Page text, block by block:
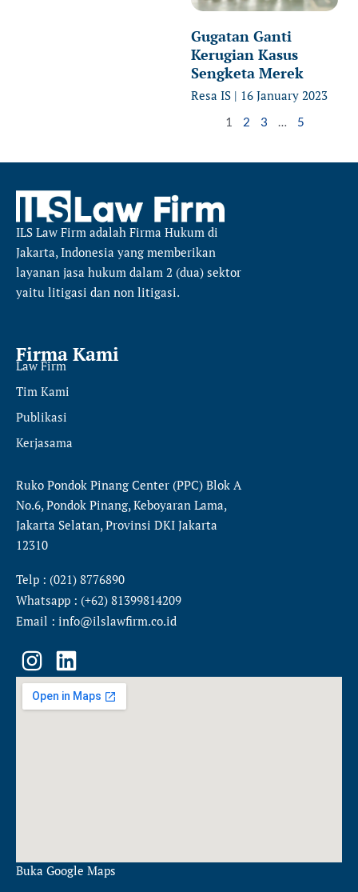
Gugatan Ganti
Kerugian Kasus
Sengketa Merek
Resa IS 16 January 2023
1 2 3 … 5
ILS Law Firm adalah Firma Hukum di
Jakarta, Indonesia yang memberikan
layanan jasa hukum dalam 2 (dua) sektor
yaitu litigasi dan non litigasi.
Firma Kami
Law Firm
Tim Kami
Publikasi
Kerjasama
Ruko Pondok Pinang Center (PPC) Blok A
No.6, Pondok Pinang, Keboyaran Lama,
Jakarta Selatan, Provinsi DKI Jakarta
12310
Telp : (021) 8776890
Whatsapp : (+62) 81399814209
Email : info@ilslawfirm.co.id
I
n
s
L
i
n
Buka Google Maps